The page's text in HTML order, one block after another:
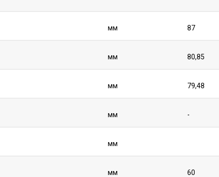
мм 87
мм 80,85
мм 79,48
мм -
мм
мм 60